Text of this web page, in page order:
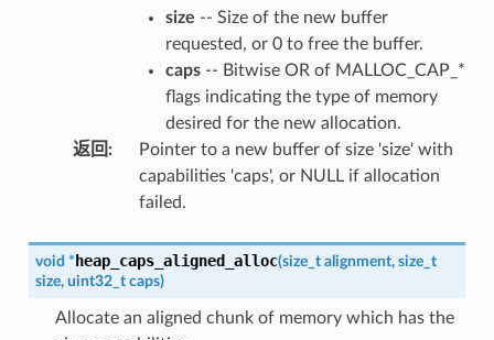
size -- Size of the new buffer
requested, or 0 to free the buffer.
caps-- Bitwise OR of MALLOC_CAP_*
flags indicating the type of memory
desired for the new allocation.
返回 :
Pointer to a new buffer of size 'size' with
capabilities 'caps', or NULL if allocation
failed.
void * heap_caps_aligned_alloc(size_t alignment, size_t
size, uint32_t caps)
Allocate an aligned chunk of memory which has the